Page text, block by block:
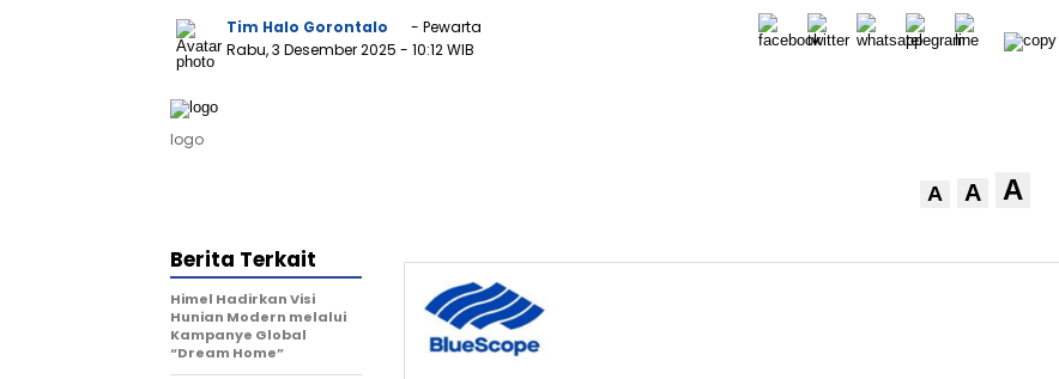
Tim Halo Gorontalo
- Pewarta
Rabu, 3 Desember 2025 - 10:12 WIB
logo
A A A
Berita Terkait
Himel Hadirkan Visi
Hunian Modern melalui
Kampanye Global
“Dream Home”